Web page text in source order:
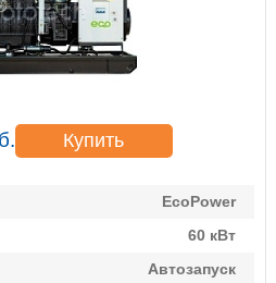
Купить
EcoPower
60 кВт
Автозапуск